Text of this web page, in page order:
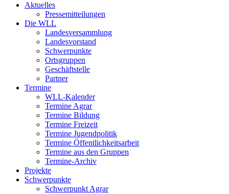
Aktuelles
Pressemitteilungen
Die WLL
Landesversammlung
Landesvorstand
Schwerpunkte
Ortsgruppen
Geschäftstelle
Partner
Termine
WLL-Kalender
Termine Agrar
Termine Bildung
Termine Freizeit
Termine Jugendpolitik
Termine Öffentlichkeitsarbeit
Termine aus den Gruppen
Termine-Archiv
Projekte
Schwerpunkte
Schwerpunkt Agrar